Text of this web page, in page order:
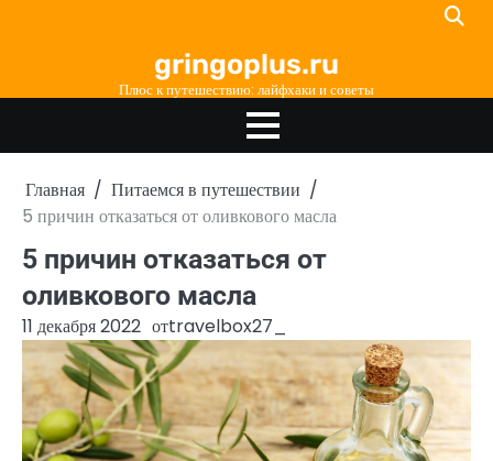
gringoplus.ru
Плюс к путешествию: лайфхаки и советы
Главная
Питаемся в путешествии
5 причин отказаться от оливкового масла
5 причин отказаться от
оливкового масла
11 декабря 2022 отtravelbox27_